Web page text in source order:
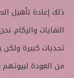
ذلك إعادة تأهيل
النفايات
تحديات كبيرة
من العودة لبيوتهم